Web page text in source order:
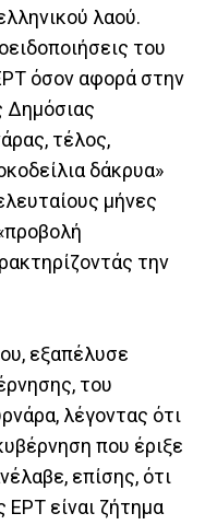
λαού.
του
όσον αφορά στην
Δημόσιας
τέλος,
δάκρυα»
μήνες
την
εξαπέλυσε
του
λέγοντας ότι
που έριξε
επίσης, ότι
ΕΡΤ είναι ζήτημα